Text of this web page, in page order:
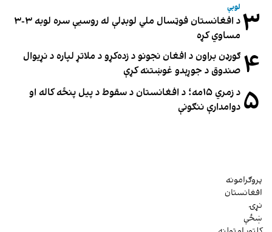
۳ لوبې
د افغانستان فوټسال ملي لوبډلې له روسیې سره لوبه ۳-۳
مساوي کړه
۴ ګورډن براون د افغان نجونو د زده‌کړو د ملاتړ لپاره د نړیوال
صندوق د جوړېدو غوښتنه کړې
۵
د زمري ۱۵مه؛ د افغانستان د سقوط د پیل پنځه کاله او
دوامدارې ننګونې
پروګرامونه
افغانستان
نړۍ
ښځې